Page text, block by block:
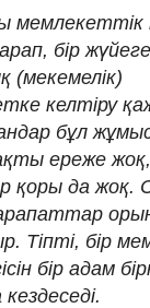
мемлекеттік
бір жүйеге
(мекемелік)
келтіру
бұл
ереже жоқ,
қоры да жоқ.
бір
бір адам